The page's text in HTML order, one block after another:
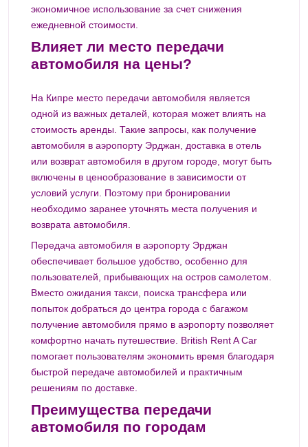
экономичное использование за счет снижения
ежедневной стоимости.
Влияет ли место передачи
автомобиля на цены?
На Кипре место передачи автомобиля является
одной из важных деталей, которая может влиять на
стоимость аренды. Такие запросы, как получение
автомобиля в аэропорту Эрджан, доставка в отель
или возврат автомобиля в другом городе, могут быть
включены в ценообразование в зависимости от
условий услуги. Поэтому при бронировании
необходимо заранее уточнять места получения и
возврата автомобиля.
Передача автомобиля в аэропорту Эрджан
обеспечивает большое удобство, особенно для
пользователей, прибывающих на остров самолетом.
Вместо ожидания такси, поиска трансфера или
попыток добраться до центра города с багажом
получение автомобиля прямо в аэропорту позволяет
комфортно начать путешествие. British Rent A Car
помогает пользователям экономить время благодаря
быстрой передаче автомобилей и практичным
решениям по доставке.
Преимущества передачи
автомобиля по городам